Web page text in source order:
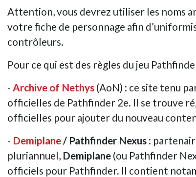
Attention, vous devrez utiliser les noms
votre fiche de personnage afin
contrôleurs.
Pour ce qui est des règles du jeu
- Archive of Nethys (AoN) : ce site tenu
officielles de Pathfinder 2e. Il se trouve
officielles pour ajouter du nouveau
- Demiplane/ Pathfinder Nexus :
pluriannuel, Demiplane (ou Pathfinder
officiels pour Pathfinder. Il contient